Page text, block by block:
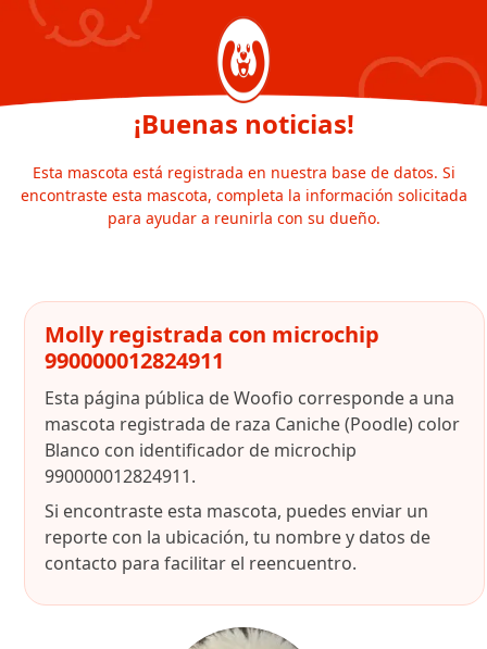
¡Buenas noticias!
Esta mascota está registrada en nuestra base de datos. Si
encontraste esta mascota, completa la información solicitada
para ayudar a reunirla con su dueño.
Molly registrada con microchip
990000012824911
Esta página pública de Woofio corresponde a una
mascota registrada de raza Caniche (Poodle) color
Blanco con identificador de microchip
990000012824911.
Si encontraste esta mascota, puedes enviar un
reporte con la ubicación, tu nombre y datos de
contacto para facilitar el reencuentro.